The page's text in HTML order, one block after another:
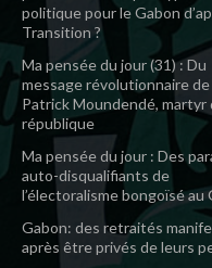
politique pour le Gabon
Transition ?
Ma pensée du jour (31) : Du
message révolutionnaire
Patrick Moundendé, martyr
république
Ma pensée du jour : Des
auto-disqualifiants de
l’électoralisme bongoïsé au
Gabon: des retraités
après être privés de leurs